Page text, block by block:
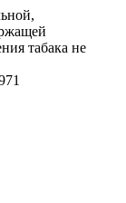
табака не